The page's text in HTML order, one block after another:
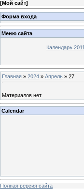
[Мой сайт]
Форма входа
Меню сайта
Календарь 2011
Главная » 2024 » Апрель » 27
Материалов нет
Calendar
Полная версия сайта